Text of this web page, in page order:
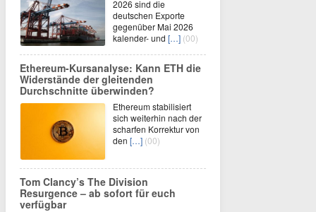
2026 sind die
deutschen Exporte
gegenüber Mai 2026
kalender- und […] (00)
Ethereum-Kursanalyse: Kann ETH die
Widerstände der gleitenden
Durchschnitte überwinden?
Ethereum stabilisiert
sich weiterhin nach der
scharfen Korrektur von
den […] (00)
Tom Clancy’s The Division
Resurgence – ab sofort für euch
verfügbar